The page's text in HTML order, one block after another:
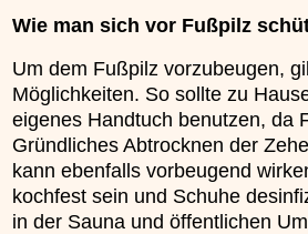
Wie man sich vor Fußpilz
Um dem Fußpilz vorzubeugen,
Möglichkeiten. So sollte zu
eigenes Handtuch benutzen, da
Gründliches Abtrocknen der
kann ebenfalls vorbeugend
kochfest sein und Schuhe
in der Sauna und öffentlichen